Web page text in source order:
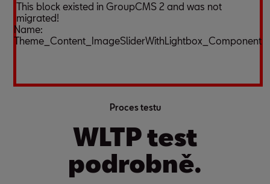
This block existed in GroupCMS 2 and was not
migrated!
Name:
Theme_Content_ImageSliderWithLightbox_Component
Proces testu
WLTP test
podrobně.